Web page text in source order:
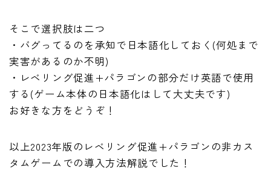
そこで選択肢は二つ
・バグってるのを承知で日本語化しておく(何処まで
実害があるのか不明)
・レベリング促進+パラゴンの部分だけ英語で使用
する(ゲーム本体の日本語化はして大丈夫です)
お好きな方をどうぞ！
以上2023年版のレベリング促進+パラゴンの非カス
タムゲームでの導入方法解説でした！